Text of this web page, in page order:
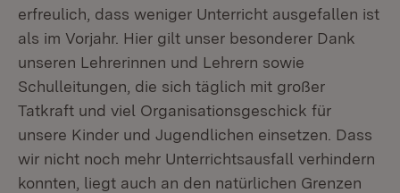
erfreulich, dass weniger Unterricht ausgefallen ist
als im Vorjahr. Hier gilt unser besonderer Dank
unseren Lehrerinnen und Lehrern sowie
Schulleitungen, die sich täglich mit großer
Tatkraft und viel Organisationsgeschick für
unsere Kinder und Jugendlichen einsetzen. Dass
wir nicht noch mehr Unterrichtsausfall verhindern
konnten, liegt auch an den natürlichen Grenzen